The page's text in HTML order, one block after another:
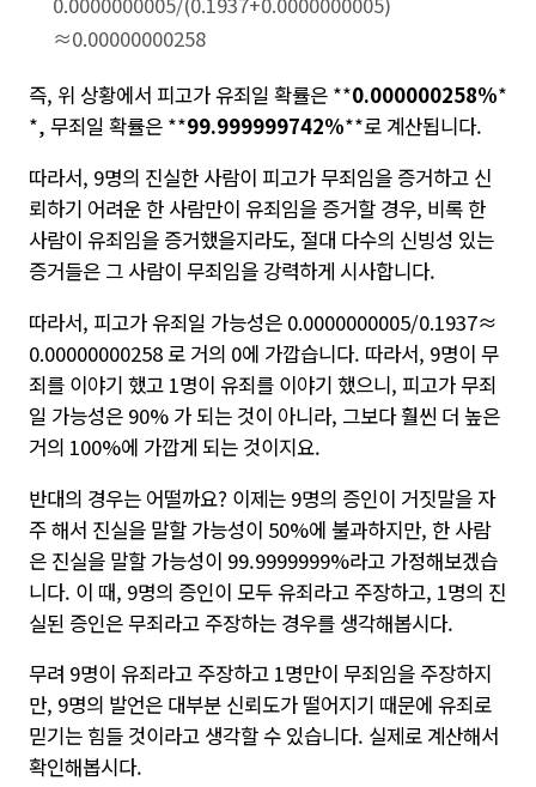
≈0.00000000258
즉, 위 상황에서 피고가 유죄일 확률은 **0.000000258%*
*, 무죄일 확률은 **99.999999742%**로 계산됩니다.
따라서, 9명의 진실한 사람이 피고가 무죄임을 증거하고 신
뢰하기 어려운 한 사람만이 유죄임을 증거할 경우, 비록 한
사람이 유죄임을 증거했을지라도, 절대 다수의 신빙성 있는
증거들은 그 사람이 무죄임을 강력하게 시사합니다.
따라서, 피고가 유죄일 가능성은 0.0000000005/0.1937≈
0.00000000258 로 거의 0에 가깝습니다. 따라서, 9명이 무
죄를 이야기 했고 1명이 유죄를 이야기 했으니, 피고가 무죄
일 가능성은 90% 가 되는 것이 아니라, 그보다 훨씬 더 높은
거의 100%에 가깝게 되는 것이지요.
반대의 경우는 어떨까요? 이제는 9명의 증인이 거짓말을 자
주 해서 진실을 말할 가능성이 50%에 불과하지만, 한 사람
은 진실을 말할 가능성이 99.9999999%라고 가정해보겠습
니다. 이 때, 9명의 증인이 모두 유죄라고 주장하고, 1명의 진
실된 증인은 무죄라고 주장하는 경우를 생각해봅시다.
무려 9명이 유죄라고 주장하고 1명만이 무죄임을 주장하지
만, 9명의 발언은 대부분 신뢰도가 떨어지기 때문에 유죄로
믿기는 힘들 것이라고 생각할 수 있습니다. 실제로 계산해서
확인해봅시다.